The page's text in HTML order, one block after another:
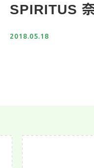
SPIRITUS
2018.05.18